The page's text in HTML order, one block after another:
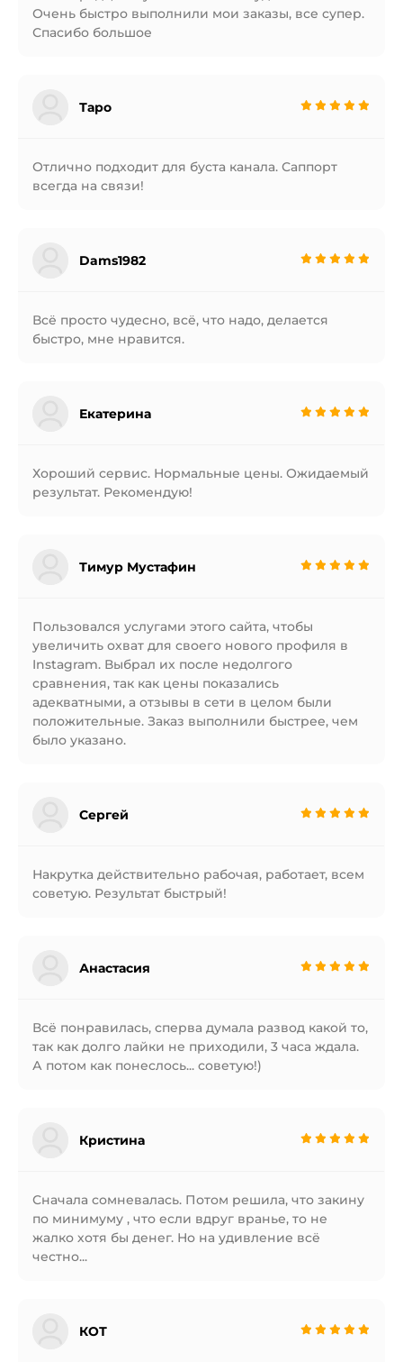
Очень быстро выполнили мои заказы, все супер.
Спасибо большое
Таро
Отлично подходит для буста канала. Саппорт
всегда на связи!
Dams1982
Всё просто чудесно, всё, что надо, делается
быстро, мне нравится.
Екатерина
Хороший сервис. Нормальные цены. Ожидаемый
результат. Рекомендую!
Тимур Мустафин
Пользовался услугами этого сайта, чтобы
увеличить охват для своего нового профиля в
Instagram. Выбрал их после недолгого
сравнения, так как цены показались
адекватными, а отзывы в сети в целом были
положительные. Заказ выполнили быстрее, чем
было указано.
Сергей
Накрутка действительно рабочая, работает, всем
советую. Результат быстрый!
Анастасия
Всё понравилась, сперва думала развод какой то,
так как долго лайки не приходили, 3 часа ждала.
А потом как понеслось... советую!)
Кристина
Сначала сомневалась. Потом решила, что закину
по минимуму , что если вдруг вранье, то не
жалко хотя бы денег. Но на удивление всё
честно...
КОТ